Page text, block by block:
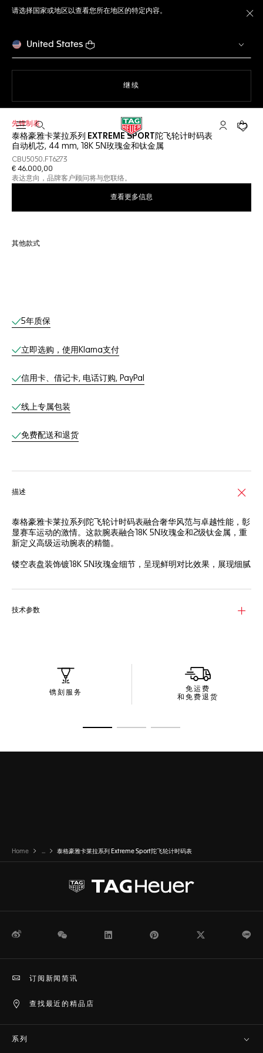
请选择国家或地区以查看您所在地区的特定内容。
United States
继续
打开搜索 My TAG您的
先锋制表
泰格豪雅卡莱拉系列 EXTREME SPORT陀飞轮计时码表
自动机芯, 44 mm, 18K 5N玫瑰金和钛金属
CBU5050.FT6273
€ 46.000,00
表达意向，品牌客户顾问将与您联络。
查看更多信息
其他款式
线上服务
5年质保
立即选购，使用Klarna支付
信用卡、借记卡, 电话订购, PayPal
线上专属包装
免费配送和退货
描述
泰格豪雅卡莱拉系列陀飞轮计时码表融合奢华风范与卓越性能，彰
显赛车运动的激情。这款腕表融合18K 5N玫瑰金和2级钛金属，重
新定义高级运动腕表的精髓。
镂空表盘装饰镀18K 5N玫瑰金细节，呈现鲜明对比效果，展现细腻
18K 5N玫瑰金表圈更添优雅风范。
技术参数
镌刻服务
免运费
和免费退货
Home ... 泰格豪雅卡莱拉系列 Extreme Sport陀飞轮计时码表
微博 WeChat Pinterest
查找最近的精品店
订阅新闻简讯
系列